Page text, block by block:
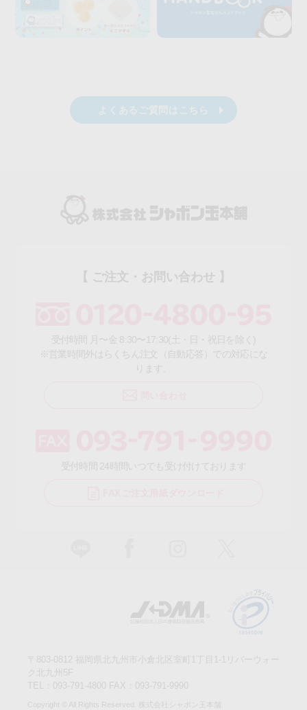
よくあるご質問はこちら
【 ご注文・お問い合わせ 】
受付時間 月〜金 8:30〜17:30(土・日・祝日を除く)
※営業時間外はらくちん注文（自動応答）での対応にな
ります。
受付時間 24時間いつでも受け付けております
〒803-0812 福岡県北九州市小倉北区室町1丁目1-1リバーウォー
ク北九州5F
TEL：093-791-4800 FAX：093-791-9990
Copyright © All Rights Reserved. 株式会社シャボン玉本舗.